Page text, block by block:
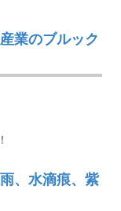
業のブルック
、水滴痕、紫